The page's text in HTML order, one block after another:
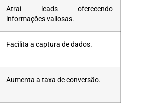
Atraí leads oferecendo
informações valiosas.
Facilita a captura de dados.
Aumenta a taxa de conversão.